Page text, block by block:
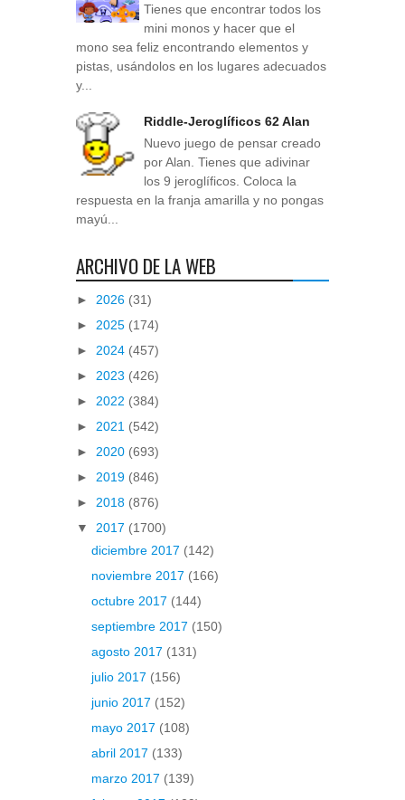
Tienes que encontrar todos los
mini monos y hacer que el
mono sea feliz encontrando elementos y
pistas, usándolos en los lugares adecuados
y...
Riddle-Jeroglíficos 62 Alan
Nuevo juego de pensar creado
por Alan. Tienes que adivinar
los 9 jeroglíficos. Coloca la
respuesta en la franja amarilla y no pongas
mayú...
ARCHIVO DE LA WEB
► 2026 (31)
► 2025 (174)
► 2024 (457)
► 2023 (426)
► 2022 (384)
► 2021 (542)
► 2020 (693)
► 2019 (846)
► 2018 (876)
▼ 2017 (1700)
diciembre 2017 (142)
noviembre 2017 (166)
octubre 2017 (144)
septiembre 2017 (150)
agosto 2017 (131)
julio 2017 (156)
junio 2017 (152)
mayo 2017 (108)
abril 2017 (133)
marzo 2017 (139)